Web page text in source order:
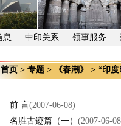
息 中印关系 领事服务
首页> 专题> 《春潮》 > “印
前 言(2007-06-08)
名胜古迹篇（一） (2007-06-